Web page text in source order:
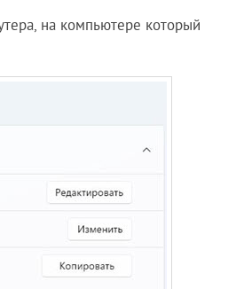
на компьютере который